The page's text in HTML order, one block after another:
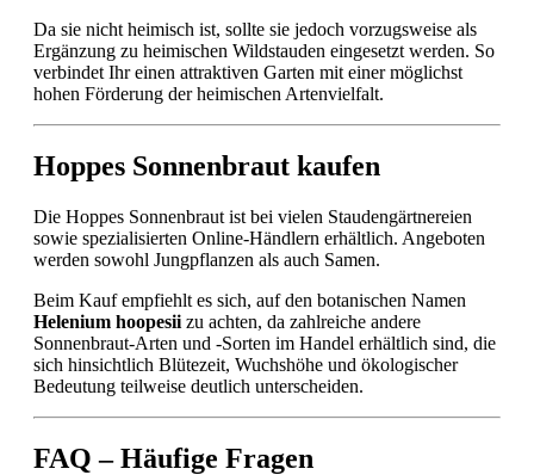
Da sie nicht heimisch ist, sollte sie jedoch vorzugsweise als
Ergänzung zu heimischen Wildstauden eingesetzt werden. So
verbindet Ihr einen attraktiven Garten mit einer möglichst
hohen Förderung der heimischen Artenvielfalt.
Hoppes Sonnenbraut kaufen
Die Hoppes Sonnenbraut ist bei vielen Staudengärtnereien
sowie spezialisierten Online-Händlern erhältlich. Angeboten
werden sowohl Jungpflanzen als auch Samen.
Beim Kauf empfiehlt es sich, auf den botanischen Namen
Helenium hoopesii zu achten, da zahlreiche andere
Sonnenbraut-Arten und -Sorten im Handel erhältlich sind, die
sich hinsichtlich Blütezeit, Wuchshöhe und ökologischer
Bedeutung teilweise deutlich unterscheiden.
FAQ – Häufige Fragen